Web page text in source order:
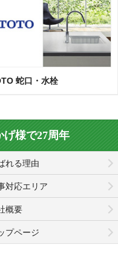
蛇口・水栓
げ様で27周年
れる理由
対応エリア
概要
プページ